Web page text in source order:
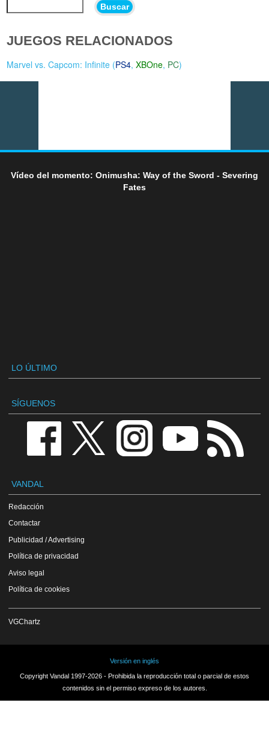
Buscar
JUEGOS RELACIONADOS
Marvel vs. Capcom: Infinite (PS4,XBOne, PC)
Vídeo del momento: Onimusha: Way of the Sword - Severing
Fates
LO ÚLTIMO
SÍGUENOS
VANDAL
Redacción
Contactar
Publicidad / Advertising
Política de privacidad
Aviso legal
Política de cookies
VGChartz
Versión en inglés
Copyright Vandal 1997-2026 - Prohibida la reproducción total o parcial de estos
contenidos sin el permiso expreso de los autores.